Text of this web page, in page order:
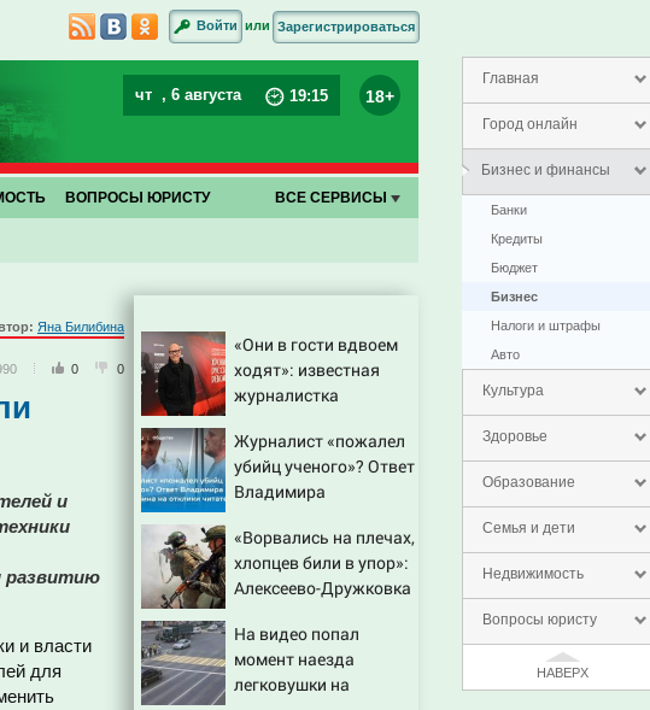
Главная
Город онлайн
Бизнес и финансы
Банки
Кредиты
Бюджет
Бизнес
Налоги и штрафы
Авто
Культура
Здоровье
Образование
Семья и дети
Недвижимость
Вопросы юристу
НАВЕРХ
Войти или Зарегистрироваться
чт , 6 августа 19:15 18+
ВОПРОСЫ ЮРИСТУ ВСЕ СЕРВИСЫ
Яна Билибина
0 0
и
развитию
и власти
для
«Они в гости вдвоем
ходят»: известная
журналистка
Бондарчука и
Исаковой
Журналист «пожалел
убийц ученого»? Ответ
Владимира
читателей
«Ворвались на плечах,
хлопцев били в упор»:
Алексеево-Дружковка
для «птах Мадьяра»
На видео попал
момент наезда
легковушки на